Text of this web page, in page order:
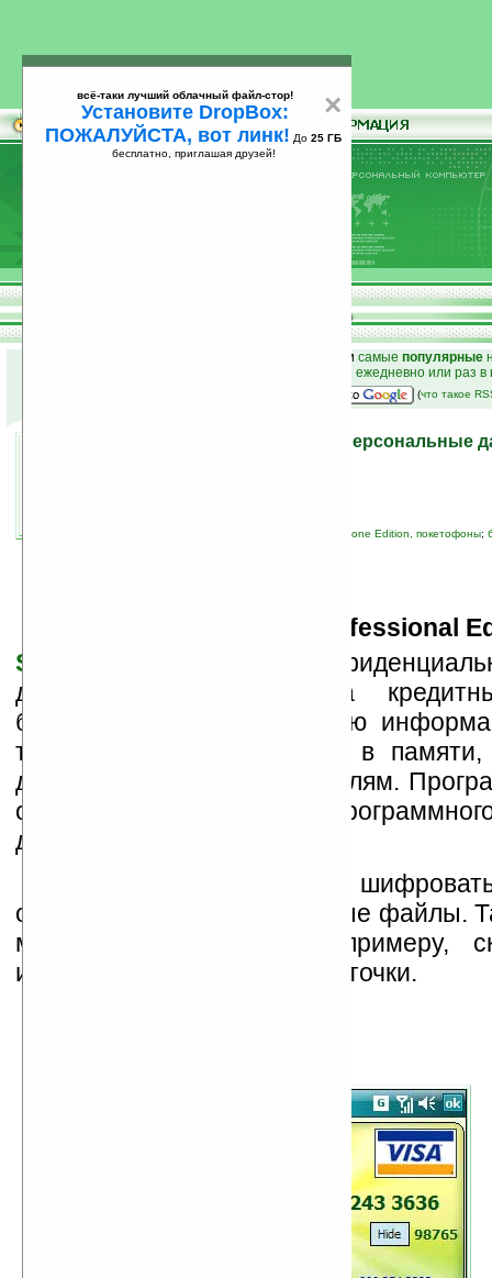
25
и самые популярные
на email ежедневно или раз
(что такое
Программа дня: eWallet (персональные
Pocket PC Phone Edition, покетофоны;
eWallet (Professional
Software
сохраняет
данных: пароли, номера
банковских счетов и прочую
трудно постоянно хранить в
доверить бумажным носителям.
одним из лидеров продаж
для Pocket PC.
Программа позволяет
отельные данные, но и целые файлы.
можно зашифровать, к примеру,
изображение кредитной карточки.
×
всё-таки лучший облачный файл-стор!
Установите DropBox:
ПОЖАЛУЙСТА, вот линк! До 25 ГБ
бесплатно, приглашая друзей!